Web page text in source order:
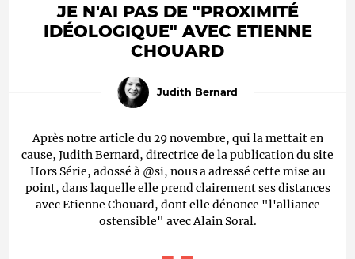
JE N'AI PAS DE "PROXIMITÉ
IDÉOLOGIQUE" AVEC ETIENNE
CHOUARD
Judith Bernard
Après notre article du 29 novembre, qui la mettait en
cause, Judith Bernard, directrice de la publication du site
Hors Série, adossé à @si, nous a adressé cette mise au
point, dans laquelle elle prend clairement ses distances
avec Etienne Chouard, dont elle dénonce "l'alliance
ostensible" avec Alain Soral.